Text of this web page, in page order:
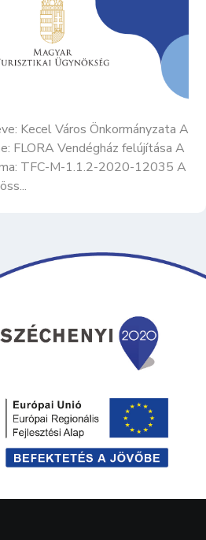
Kecel Város Önkormányzata A
FLORA Vendégház felújítása A
TFC-M-1.1.2-2020-12035 A